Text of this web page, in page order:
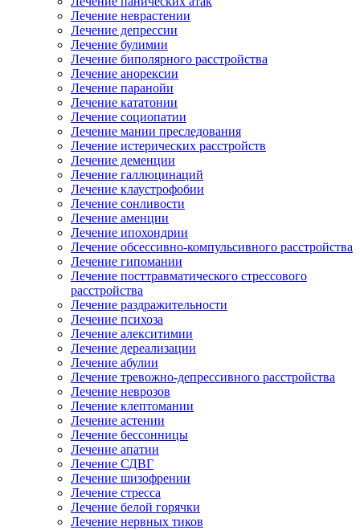
Лечение неврастении
Лечение депрессии
Лечение булимии
Лечение биполярного расстройства
Лечение анорексии
Лечение паранойи
Лечение кататонии
Лечение социопатии
Лечение мании преследования
Лечение истерических расстройств
Лечение деменции
Лечение галлюцинаций
Лечение клаустрофобии
Лечение сонливости
Лечение аменции
Лечение ипохондрии
Лечение обсессивно-компульсивного расстройства
Лечение гипомании
Лечение посттравматического стрессового
расстройства
Лечение раздражительности
Лечение психоза
Лечение алекситимии
Лечение дереализации
Лечение абулии
Лечение тревожно-депрессивного расстройства
Лечение неврозов
Лечение клептомании
Лечение астении
Лечение бессонницы
Лечение апатии
Лечение СДВГ
Лечение шизофрении
Лечение стресса
Лечение белой горячки
Лечение нервных тиков